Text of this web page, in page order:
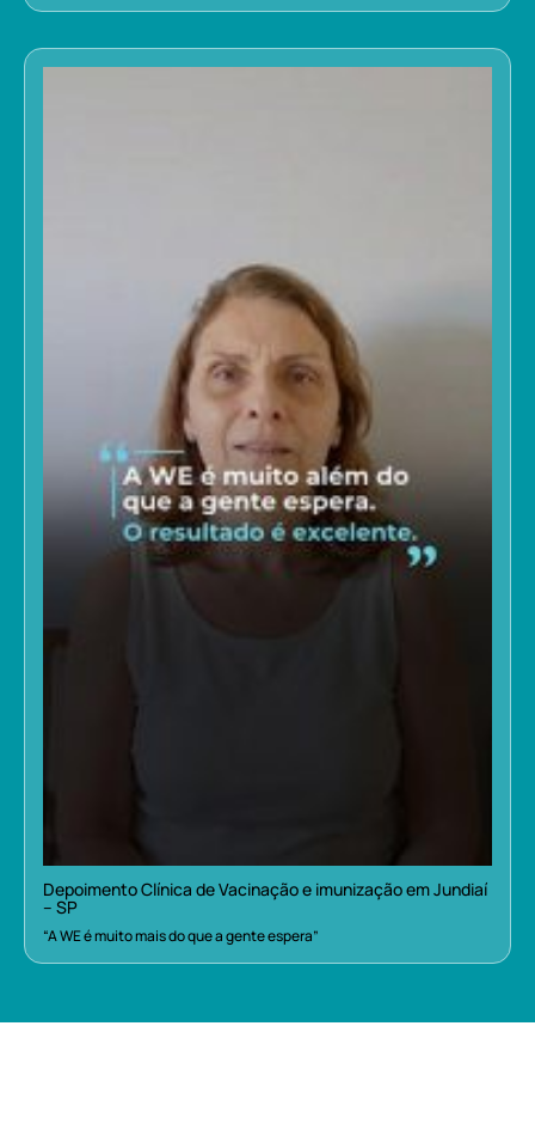
Depoimento Clínica de Vacinação e imunização em Jundiaí
– SP
“A WE é muito mais do que a gente espera”